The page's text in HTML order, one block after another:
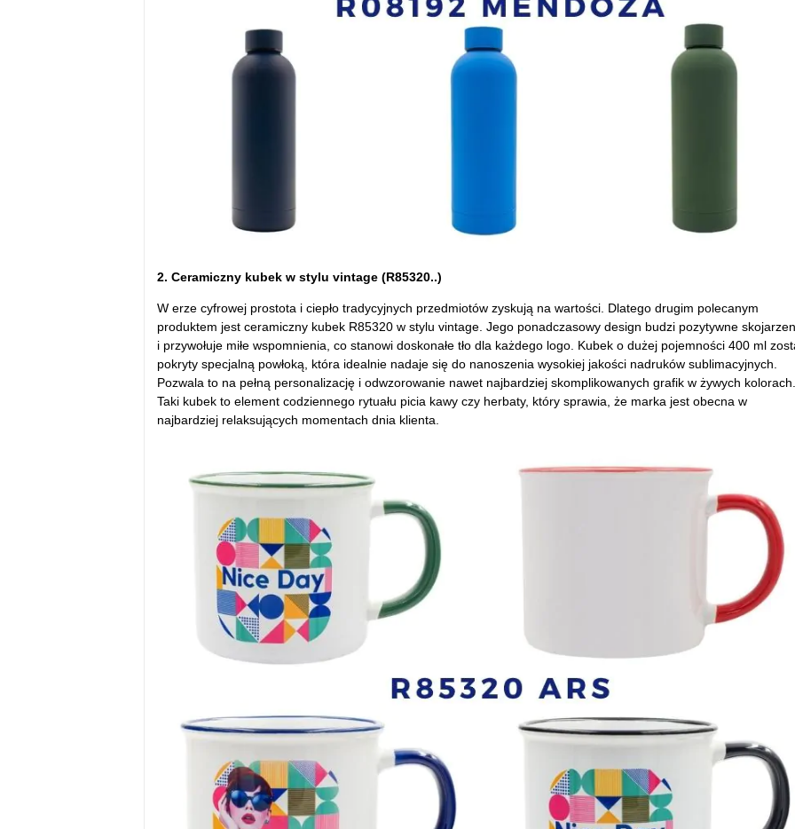
2. Ceramiczny kubek w stylu vintage (R85320..)
W erze cyfrowej prostota i ciepło tradycyjnych przedmiotów zyskują na wartości. Dlatego drugim polecanym
produktem jest ceramiczny kubek R85320 w stylu vintage. Jego ponadczasowy design budzi pozytywne
i przywołuje miłe wspomnienia, co stanowi doskonałe tło dla każdego logo. Kubek o dużej pojemności 400 ml
pokryty specjalną powłoką, która idealnie nadaje się do nanoszenia wysokiej jakości nadruków sublimacyjnych.
Pozwala to na pełną personalizację i odwzorowanie nawet najbardziej skomplikowanych grafik w żywych kolorach.
Taki kubek to element codziennego rytuału picia kawy czy herbaty, który sprawia, że marka jest obecna w
najbardziej relaksujących momentach dnia klienta.